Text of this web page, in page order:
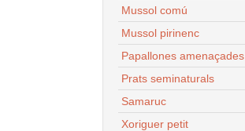
Mussol comú
Mussol pirinenc
Papallones amenaçades
Prats seminaturals
Samaruc
Xoriguer petit